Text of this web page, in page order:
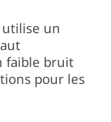
un
faible bruit
pour les